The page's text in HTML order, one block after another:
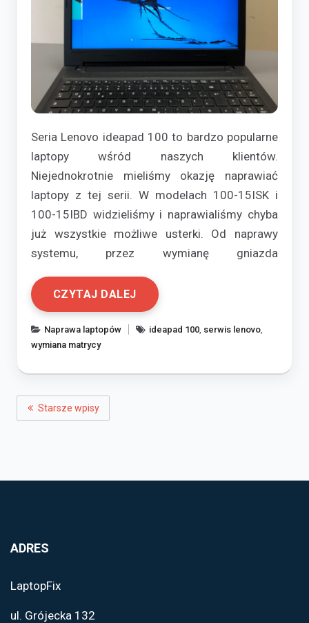
Seria Lenovo ideapad 100 to bardzo popularne
laptopy wśród naszych klientów.
Niejednokrotnie mieliśmy okazję naprawiać
laptopy z tej serii. W modelach 100-15ISK i
100-15IBD widzieliśmy i naprawialiśmy chyba
już wszystkie możliwe usterki. Od naprawy
systemu, przez wymianę gniazda
CZYTAJ DALEJ
Naprawa laptopów ideapad 100, serwis lenovo,
wymiana matrycy
NAWIGACJA
WPISACH
Starsze wpisy
ADRES
LaptopFix
ul. Grójecka 132